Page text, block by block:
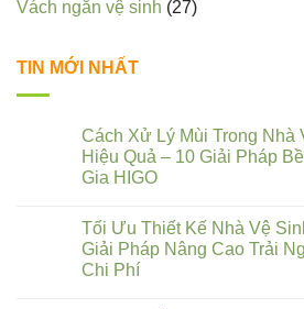
Vách ngăn vệ sinh (27)
TIN MỚI NHẤT
Cách Xử Lý Mùi Trong Nhà
Hiệu Quả – 10 Giải Pháp
Gia HIGO
Tối Ưu Thiết Kế Nhà Vệ
Giải Pháp Nâng Cao Trải
Chi Phí